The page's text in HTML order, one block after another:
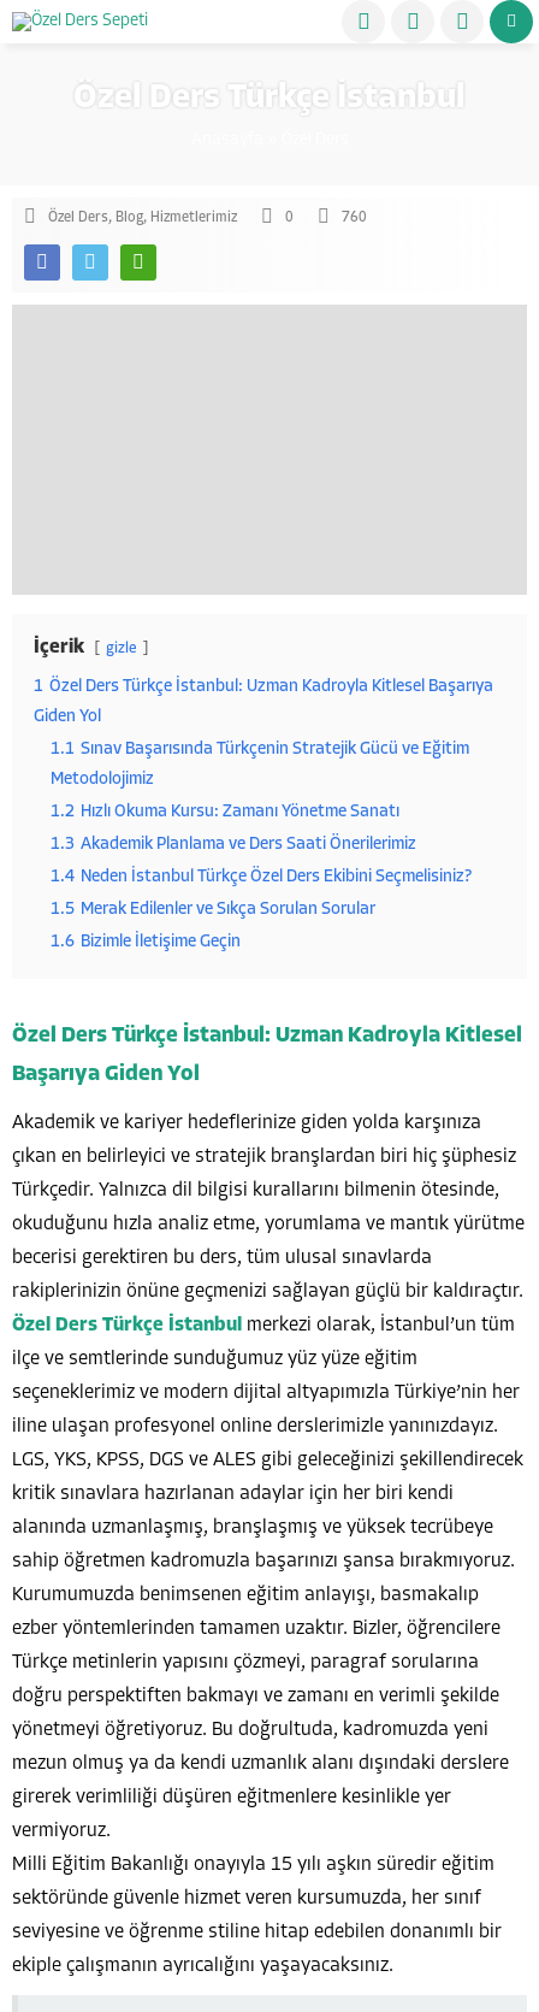
Özel Ders Türkçe İstanbul
Özel Ders, Blog, Hizmetlerimiz 0 760
İçerik gizle
1 Özel Ders Türkçe İstanbul: Uzman Kadroyla Kitlesel Başarıya
Giden Yol
1.1 Sınav Başarısında Türkçenin Stratejik Gücü ve Eğitim
Metodolojimiz
1.2 Hızlı Okuma Kursu: Zamanı Yönetme Sanatı
1.3 Akademik Planlama ve Ders Saati Önerilerimiz
1.4 Neden İstanbul Türkçe Özel Ders Ekibini Seçmelisiniz?
1.5 Merak Edilenler ve Sıkça Sorulan Sorular
1.6 Bizimle İletişime Geçin
Özel Ders Türkçe İstanbul: Uzman Kadroyla Kitlesel
Başarıya Giden Yol
Akademik ve kariyer hedeflerinize giden yolda karşınıza
çıkan en belirleyici ve stratejik branşlardan biri hiç şüphesiz
Türkçedir. Yalnızca dil bilgisi kurallarını bilmenin ötesinde,
okuduğunu hızla analiz etme, yorumlama ve mantık yürütme
becerisi gerektiren bu ders, tüm ulusal sınavlarda
rakiplerinizin önüne geçmenizi sağlayan güçlü bir kaldıraçtır.
Özel Ders Türkçe İstanbul merkezi olarak, İstanbul’un tüm
ilçe ve semtlerinde sunduğumuz yüz yüze eğitim
seçeneklerimiz ve modern dijital altyapımızla Türkiye’nin her
iline ulaşan profesyonel online derslerimizle yanınızdayız.
LGS, YKS, KPSS, DGS ve ALES gibi geleceğinizi şekillendirecek
kritik sınavlara hazırlanan adaylar için her biri kendi
alanında uzmanlaşmış, branşlaşmış ve yüksek tecrübeye
sahip öğretmen kadromuzla başarınızı şansa bırakmıyoruz.
Kurumumuzda benimsenen eğitim anlayışı, basmakalıp
ezber yöntemlerinden tamamen uzaktır. Bizler, öğrencilere
Türkçe metinlerin yapısını çözmeyi, paragraf sorularına
doğru perspektiften bakmayı ve zamanı en verimli şekilde
yönetmeyi öğretiyoruz. Bu doğrultuda, kadromuzda yeni
mezun olmuş ya da kendi uzmanlık alanı dışındaki derslere
girerek verimliliği düşüren eğitmenlere kesinlikle yer
vermiyoruz.
Milli Eğitim Bakanlığı onayıyla 15 yılı aşkın süredir eğitim
sektöründe güvenle hizmet veren kursumuzda, her sınıf
seviyesine ve öğrenme stiline hitap edebilen donanımlı bir
ekiple çalışmanın ayrıcalığını yaşayacaksınız.